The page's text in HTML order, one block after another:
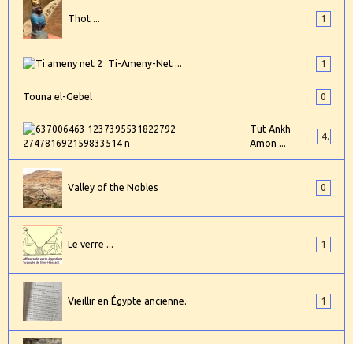
Thot ... 1
Ti-Ameny-Net ... 1
Touna el-Gebel 0
Tut Ankh
Amon ...
4
Valley of the Nobles 0
Le verre ... 1
Vieillir en Égypte ancienne. 1